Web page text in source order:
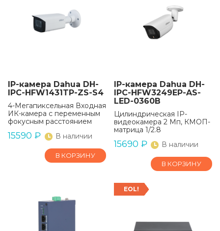
IP-камера Dahua DH-
IPC-HFW1431TP-ZS-S4
4-Мегапиксельная Входная
ИК-камера с переменным
фокусным расстоянием
15590 ₽ В наличии
В КОРЗИНУ
IP-камера Dahua DH-
IPC-HFW3249EP-AS-
LED-0360B
Цилиндрическая IP-
видеокамера 2 Мп, КМОП-
матрица 1/2.8
15690 ₽ В наличии
В КОРЗИНУ
EOL!